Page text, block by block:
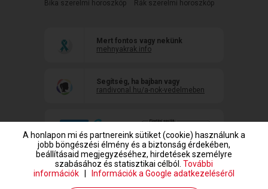
Bika szerelmi horoszkóp
Rák szerelmi horoszkóp
Mert fontos vagy nekünk
mehnyakrak.info
Segítség, ha bajban vagy
randivonal.hu/a-nok-vedelmeben
A honlapon mi és partnereink sütiket (cookie) használunk a
jobb böngészési élmény és a biztonság érdekében,
beállításaid megjegyzéséhez, hirdetések személyre
szabásához és statisztikai célból. További
információk
Információk a Google adatkezeléséről